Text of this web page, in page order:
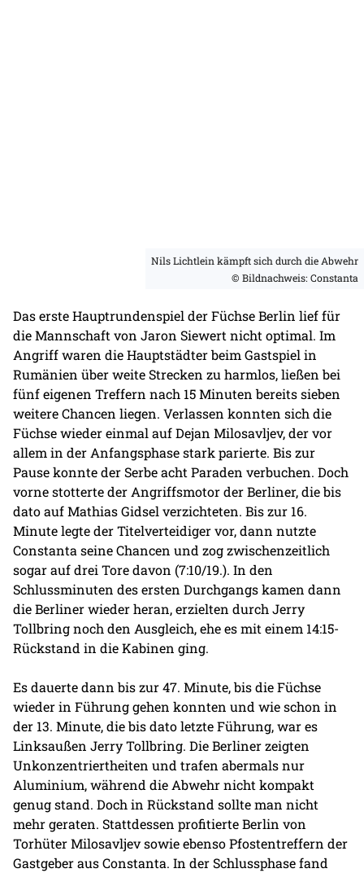
Nils Lichtlein kämpft sich durch die Abwehr
© Bildnachweis: Constanta
Das erste Hauptrundenspiel der Füchse Berlin lief für
die Mannschaft von Jaron Siewert nicht optimal. Im
Angriff waren die Hauptstädter beim Gastspiel in
Rumänien über weite Strecken zu harmlos, ließen bei
fünf eigenen Treffern nach 15 Minuten bereits sieben
weitere Chancen liegen. Verlassen konnten sich die
Füchse wieder einmal auf Dejan Milosavljev, der vor
allem in der Anfangsphase stark parierte. Bis zur
Pause konnte der Serbe acht Paraden verbuchen. Doch
vorne stotterte der Angriffsmotor der Berliner, die bis
dato auf Mathias Gidsel verzichteten. Bis zur 16.
Minute legte der Titelverteidiger vor, dann nutzte
Constanta seine Chancen und zog zwischenzeitlich
sogar auf drei Tore davon (7:10/19.). In den
Schlussminuten des ersten Durchgangs kamen dann
die Berliner wieder heran, erzielten durch Jerry
Tollbring noch den Ausgleich, ehe es mit einem 14:15-
Rückstand in die Kabinen ging.
Es dauerte dann bis zur 47. Minute, bis die Füchse
wieder in Führung gehen konnten und wie schon in
der 13. Minute, die bis dato letzte Führung, war es
Linksaußen Jerry Tollbring. Die Berliner zeigten
Unkonzentriertheiten und trafen abermals nur
Aluminium, während die Abwehr nicht kompakt
genug stand. Doch in Rückstand sollte man nicht
mehr geraten. Stattdessen profitierte Berlin von
Torhüter Milosavljev sowie ebenso Pfostentreffern der
Gastgeber aus Constanta. In der Schlussphase fand